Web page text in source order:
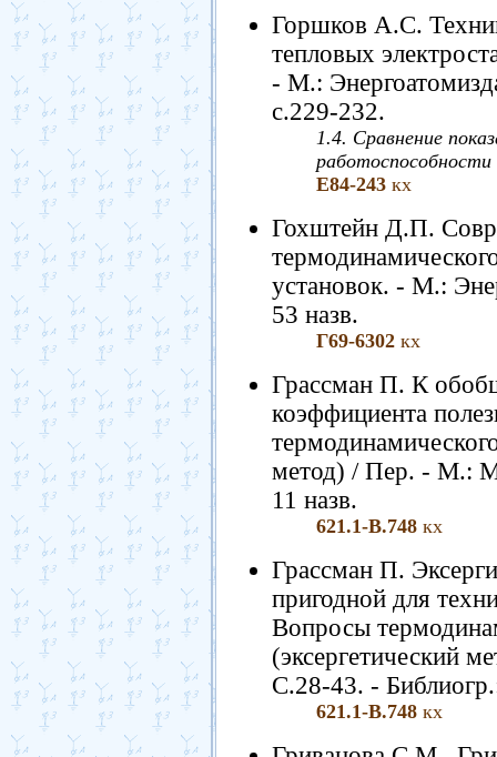
Горшков А.С.
тепловых
- М.:
с.229-232.
1.4. Сравнение
работоспособности
Е84-243 кх
Гохштейн Д.П.
установок. - М.:
53 назв.
Г69-6302 кх
Грассман П. К
коэффициента
метод) / Пер. - М.:
11 назв.
621.1-В.748 кх
Грассман П.
пригодной для
Вопросы
(эксергетический
С.28-43. -
621.1-В.748 кх